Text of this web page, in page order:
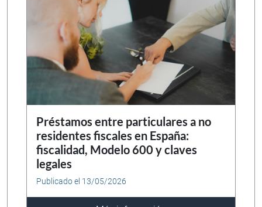
Préstamos entre particulares a no
residentes fiscales en España:
fiscalidad, Modelo 600 y claves
legales
Publicado el 13/05/2026